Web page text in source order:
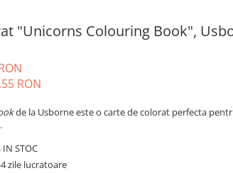
"Unicorns Colouring Book",
RON
de la Usborne este o carte de colorat perfecta
STOC
zile lucratoare